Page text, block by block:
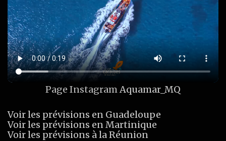
Page InstagramAquamar_MQ
Voir les prévisions en Guadeloupe
Voir les prévisions en Martinique
Voir les prévisions à la Réunion